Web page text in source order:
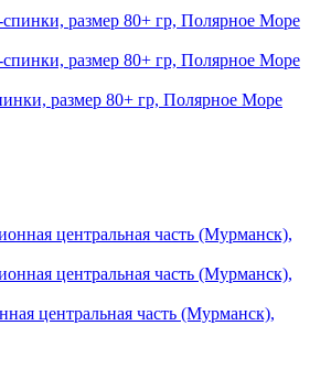
размер 80+ гр, Полярное Море
центральная часть (Мурманск),